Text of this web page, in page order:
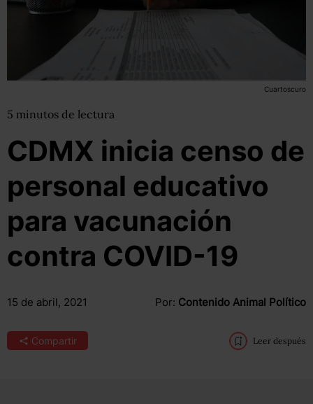
Cuartoscuro
5 minutos de lectura
CDMX inicia censo de
personal educativo
para vacunación
contra COVID-19
15 de abril, 2021 Por: Contenido Animal Político
Compartir Leer después